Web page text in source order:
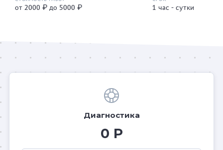
от 2000 ₽ до 5000 ₽ 1 час - сутки
Диагностика
0 Р